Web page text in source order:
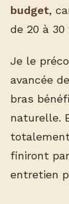
budget,
de 20 à
Je le
avancée
bras
naturelle.
finiront
entretien